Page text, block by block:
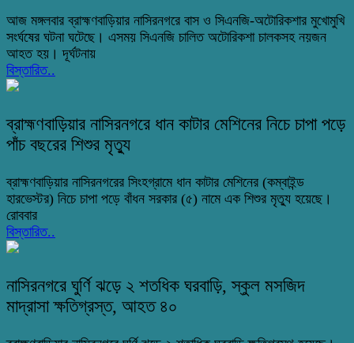
আজ মঙ্গলবার ব্রাহ্মণবাড়িয়ার নাসিরনগরে বাস ও সিএনজি-অটোরিকশার মুখোমুখি
সংর্ঘষের ঘটনা ঘটেছে। এসময় সিএনজি চালিত অটোরিকশা চালকসহ নয়জন
আহত হয়। দূর্ঘটনায়
বিস্তারিত..
ব্রাহ্মণবাড়িয়ার নাসিরনগরে ধান কাটার মেশিনের নিচে চাপা পড়ে
পাঁচ বছরের শিশুর মৃত্যু
ব্রাহ্মণবাড়িয়ার নাসিরনগরের সিংহগ্রামে ধান কাটার মেশিনের (কম্বাইন্ড
হারভেস্টর) নিচে চাপা পড়ে বাঁধন সরকার (৫) নামে এক শিশুর মৃত্যু হয়েছে।
রোববার
বিস্তারিত..
নাসিরনগরে ঘুর্ণি ঝড়ে ২ শতধিক ঘরবাড়ি, স্কুল মসজিদ
মাদ্রাসা ক্ষতিগ্রস্ত, আহত ৪০